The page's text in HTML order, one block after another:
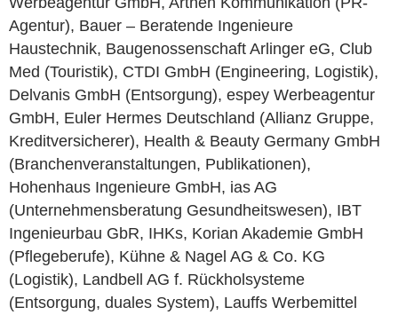
Agentur), Bauer – Beratende Ingenieure
Haustechnik, Baugenossenschaft Arlinger eG, Club
Med (Touristik), CTDI GmbH (Engineering, Logistik),
Delvanis GmbH (Entsorgung), espey Werbeagentur
GmbH, Euler Hermes Deutschland (Allianz Gruppe,
Kreditversicherer), Health & Beauty Germany GmbH
(Branchenveranstaltungen, Publikationen),
Hohenhaus Ingenieure GmbH, ias AG
(Unternehmensberatung Gesundheitswesen), IBT
Ingenieurbau GbR, IHKs, Korian Akademie GmbH
(Pflegeberufe), Kühne & Nagel AG & Co. KG
(Logistik), Landbell AG f. Rückholsysteme
(Entsorgung, duales System), Lauffs Werbemittel